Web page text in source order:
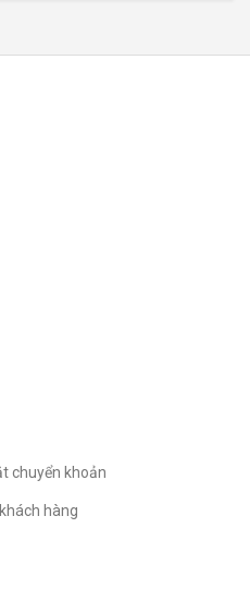
chuyển khoản
hàng